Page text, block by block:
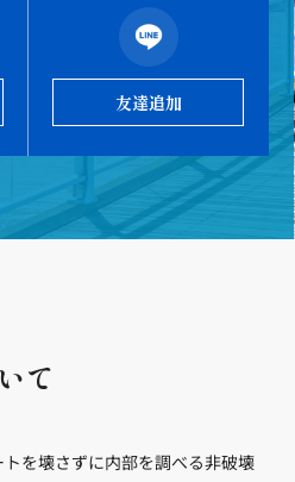
友達追加
て
トを壊さずに内部を調べる非破壊